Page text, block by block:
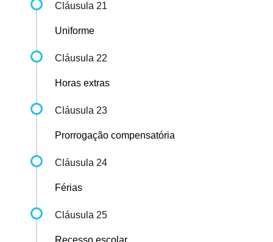
Cláusula 21
Uniforme
Cláusula 22
Horas extras
Cláusula 23
Prorrogação compensatória
Cláusula 24
Férias
Cláusula 25